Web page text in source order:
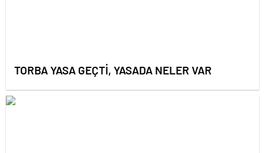
TORBA YASA GEÇTİ, YASADA NELER VAR